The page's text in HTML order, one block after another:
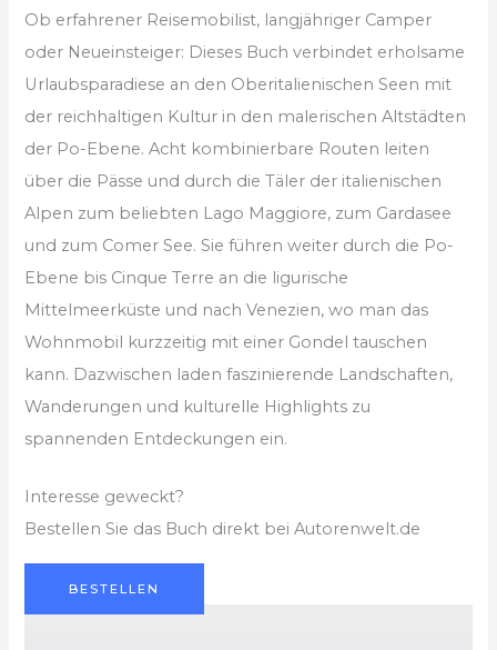
Ob erfahrener Reisemobilist, langjähriger Camper
oder Neueinsteiger: Dieses Buch verbindet erholsame
Urlaubsparadiese an den Oberitalienischen Seen mit
der reichhaltigen Kultur in den malerischen Altstädten
der Po-Ebene. Acht kombinierbare Routen leiten
über die Pässe und durch die Täler der italienischen
Alpen zum beliebten Lago Maggiore, zum Gardasee
und zum Comer See. Sie führen weiter durch die Po-
Ebene bis Cinque Terre an die ligurische
Mittelmeerküste und nach Venezien, wo man das
Wohnmobil kurzzeitig mit einer Gondel tauschen
kann. Dazwischen laden faszinierende Landschaften,
Wanderungen und kulturelle Highlights zu
spannenden Entdeckungen ein.
Interesse geweckt?
Bestellen Sie das Buch direkt bei Autorenwelt.de
BESTELLEN